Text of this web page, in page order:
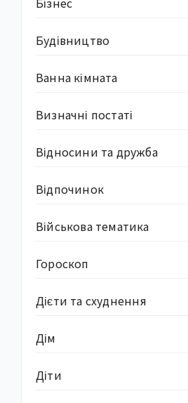
Будівництво
Ванна кімната
Визначні постаті
Відносини та дружба
Відпочинок
Військова тематика
Гороскоп
Дієти та схуднення
Дім
Діти